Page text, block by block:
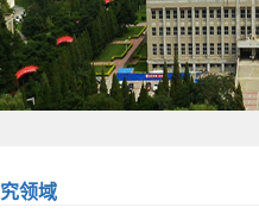
领域